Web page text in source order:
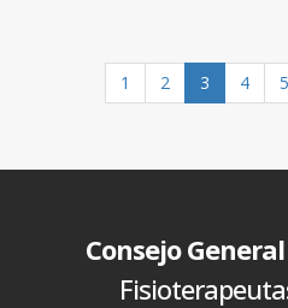
1 2 3 4 5
Consejo General